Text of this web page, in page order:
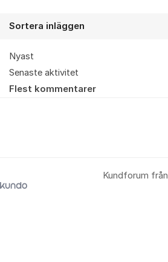
Sortera inläggen
Nyast
Senaste aktivitet
Flest kommentarer
Kundforum från